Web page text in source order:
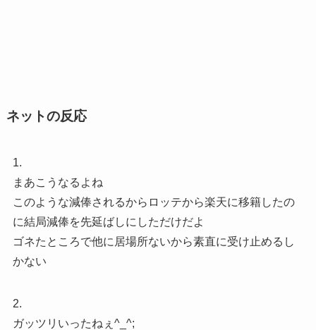
ネットの反応
1.
まあこうなるよね
このような減俸されるからロッテから楽天に移籍したの
に結局減俸を先延ばしにしただけだよ
ゴネたところで他に居場所ないから素直に受け止めるし
かない
2.
ガッツリいったねぇ^_^;